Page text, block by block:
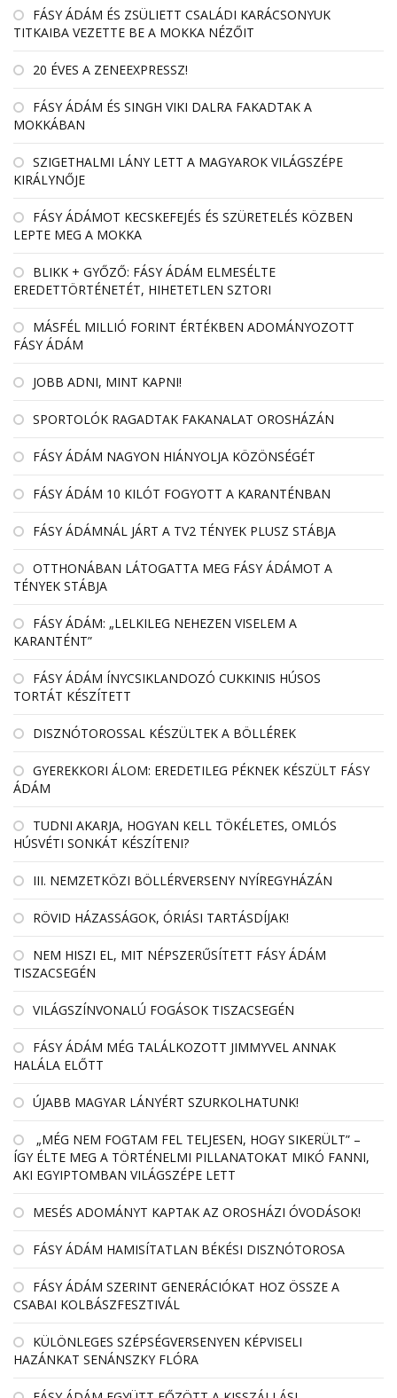
FÁSY ÁDÁM ÉS ZSÜLIETT CSALÁDI KARÁCSONYUK
TITKAIBA VEZETTE BE A MOKKA NÉZŐIT
20 ÉVES A ZENEEXPRESSZ!
FÁSY ÁDÁM ÉS SINGH VIKI DALRA FAKADTAK A
MOKKÁBAN
SZIGETHALMI LÁNY LETT A MAGYAROK VILÁGSZÉPE
KIRÁLYNŐJE
FÁSY ÁDÁMOT KECSKEFEJÉS ÉS SZÜRETELÉS KÖZBEN
LEPTE MEG A MOKKA
BLIKK + GYŐZŐ: FÁSY ÁDÁM ELMESÉLTE
EREDETTÖRTÉNETÉT, HIHETETLEN SZTORI
MÁSFÉL MILLIÓ FORINT ÉRTÉKBEN ADOMÁNYOZOTT
FÁSY ÁDÁM
JOBB ADNI, MINT KAPNI!
SPORTOLÓK RAGADTAK FAKANALAT OROSHÁZÁN
FÁSY ÁDÁM NAGYON HIÁNYOLJA KÖZÖNSÉGÉT
FÁSY ÁDÁM 10 KILÓT FOGYOTT A KARANTÉNBAN
FÁSY ÁDÁMNÁL JÁRT A TV2 TÉNYEK PLUSZ STÁBJA
OTTHONÁBAN LÁTOGATTA MEG FÁSY ÁDÁMOT A
TÉNYEK STÁBJA
FÁSY ÁDÁM: „LELKILEG NEHEZEN VISELEM A
KARANTÉNT”
FÁSY ÁDÁM ÍNYCSIKLANDOZÓ CUKKINIS HÚSOS
TORTÁT KÉSZÍTETT
DISZNÓTOROSSAL KÉSZÜLTEK A BÖLLÉREK
GYEREKKORI ÁLOM: EREDETILEG PÉKNEK KÉSZÜLT FÁSY
ÁDÁM
TUDNI AKARJA, HOGYAN KELL TÖKÉLETES, OMLÓS
HÚSVÉTI SONKÁT KÉSZÍTENI?
III. NEMZETKÖZI BÖLLÉRVERSENY NYÍREGYHÁZÁN
RÖVID HÁZASSÁGOK, ÓRIÁSI TARTÁSDÍJAK!
NEM HISZI EL, MIT NÉPSZERŰSÍTETT FÁSY ÁDÁM
TISZACSEGÉN
VILÁGSZÍNVONALÚ FOGÁSOK TISZACSEGÉN
FÁSY ÁDÁM MÉG TALÁLKOZOTT JIMMYVEL ANNAK
HALÁLA ELŐTT
ÚJABB MAGYAR LÁNYÉRT SZURKOLHATUNK!
„MÉG NEM FOGTAM FEL TELJESEN, HOGY SIKERÜLT” –
ÍGY ÉLTE MEG A TÖRTÉNELMI PILLANATOKAT MIKÓ FANNI,
AKI EGYIPTOMBAN VILÁGSZÉPE LETT
MESÉS ADOMÁNYT KAPTAK AZ OROSHÁZI ÓVODÁSOK!
FÁSY ÁDÁM HAMISÍTATLAN BÉKÉSI DISZNÓTOROSA
FÁSY ÁDÁM SZERINT GENERÁCIÓKAT HOZ ÖSSZE A
CSABAI KOLBÁSZFESZTIVÁL
KÜLÖNLEGES SZÉPSÉGVERSENYEN KÉPVISELI
HAZÁNKAT SENÁNSZKY FLÓRA